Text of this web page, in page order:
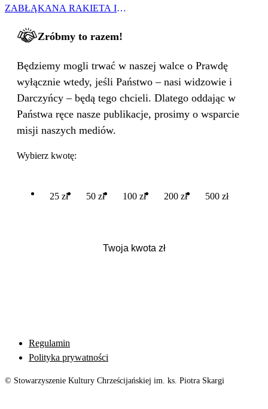
ZABŁĄKANA RAKIETA I
Zróbmy to razem!
Będziemy mogli trwać w naszej walce o Prawdę
wyłącznie wtedy, jeśli Państwo – nasi widzowie i
Darczyńcy – będą tego chcieli. Dlatego oddając w
Państwa ręce nasze publikacje, prosimy o wsparcie
misji naszych mediów.
Wybierz kwotę:
25 zł 50 zł 100 zł 200 zł 500 zł
Regulamin
Polityka prywatności
© Stowarzyszenie Kultury Chrześcijańskiej im. ks. Piotra Skargi